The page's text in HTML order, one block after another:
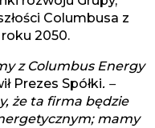
Columbusa z
2050.
z Columbus Energy
Prezes Spółki. –
że ta firma będzie
mamy